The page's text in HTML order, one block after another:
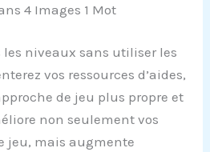
4 Images 1 Mot
les niveaux sans utiliser les
vos ressources d’aides,
de jeu plus propre et
non seulement vos
jeu, mais augmente